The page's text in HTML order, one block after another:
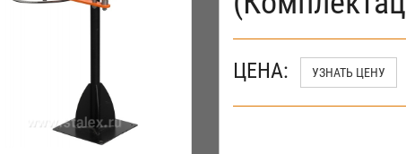
ЦЕНА: УЗНАТЬ ЦЕНУ